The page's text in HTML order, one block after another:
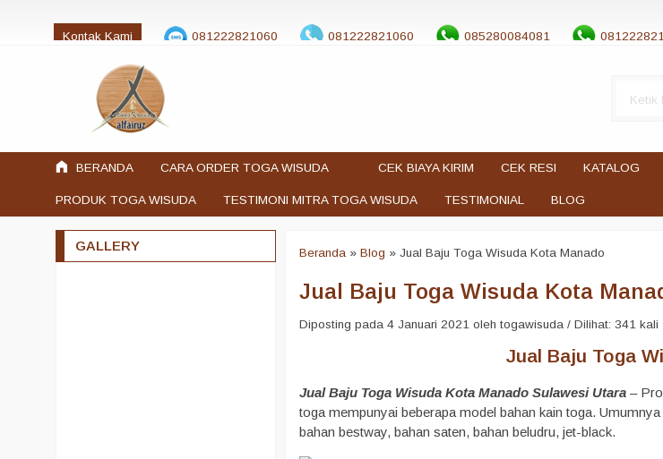
Kontak Kami 081222821060 081222821060 085280084081
jualtogawisuda@gmail.com
BERANDA CARA ORDER TOGA WISUDA CEK BIAYA KIRIM CEK RESI KATALOG
PRODUK TOGA WISUDA TESTIMONI MITRA TOGA WISUDA TESTIMONIAL BLOG
Beranda »Blog »Jual Baju Toga Wisuda Kota Manado
Jual Baju Toga Wisuda Kota
Diposting pada 4 Januari 2021 oleh togawisuda / Dilihat: 341 kali
Jual Baju Toga
Jual Baju Toga Wisuda Kota Manado Sulawesi Utara –
toga mempunyai beberapa model bahan kain toga.
bahan bestway, bahan saten, bahan beludru, jet-black.
GALLERY